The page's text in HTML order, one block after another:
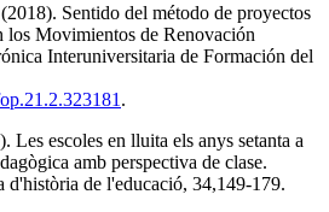
Sentido del método de proyectos
los Movimientos de Renovación
Interuniversitaria de Formación del
.
Les escoles en lluita els anys setanta a
amb perspectiva de clase.
d'història de l'educació, 34,149-179.